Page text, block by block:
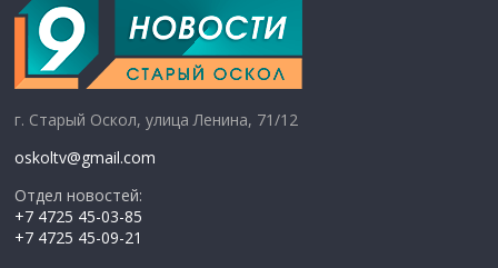
г. Старый Оскол, улица Ленина, 71/12
oskoltv@gmail.com
Отдел новостей:
+7 4725 45-03-85
+7 4725 45-09-21